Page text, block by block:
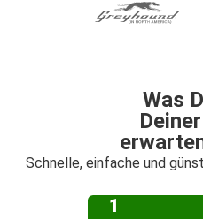
Was
Schnelle, einfache und
1